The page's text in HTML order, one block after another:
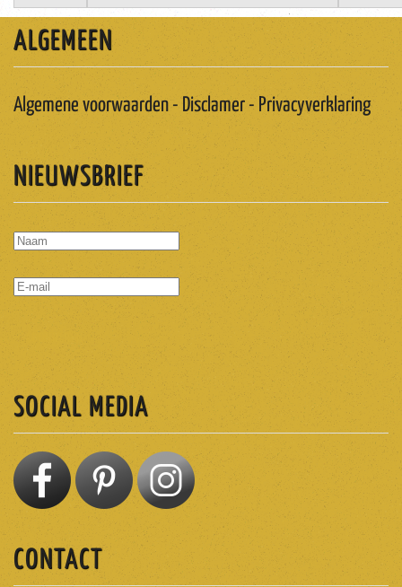
ALGEMEEN
Algemene voorwaarden - Disclamer - Privacyverklaring
NIEUWSBRIEF
SOCIAL MEDIA
CONTACT